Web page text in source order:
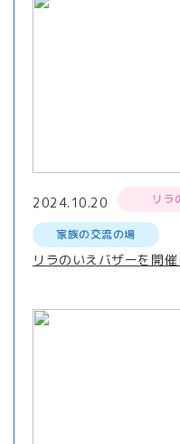
2024.10.20 リラ
家族の交流の場
リラのいえバザーを開催